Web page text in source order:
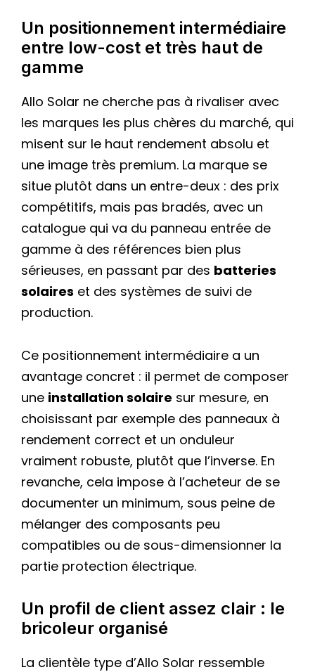
Un positionnement intermédiaire
entre low-cost et très haut de
gamme
Allo Solar ne cherche pas à rivaliser avec
les marques les plus chères du marché, qui
misent sur le haut rendement absolu et
une image très premium. La marque se
situe plutôt dans un entre-deux : des prix
compétitifs, mais pas bradés, avec un
catalogue qui va du panneau entrée de
gamme à des références bien plus
sérieuses, en passant par des batteries
solaires et des systèmes de suivi de
production.
Ce positionnement intermédiaire a un
avantage concret : il permet de composer
une installation solaire sur mesure, en
choisissant par exemple des panneaux à
rendement correct et un onduleur
vraiment robuste, plutôt que l’inverse. En
revanche, cela impose à l’acheteur de se
documenter un minimum, sous peine de
mélanger des composants peu
compatibles ou de sous-dimensionner la
partie protection électrique.
Un profil de client assez clair : le
bricoleur organisé
La clientèle type d’Allo Solar ressemble